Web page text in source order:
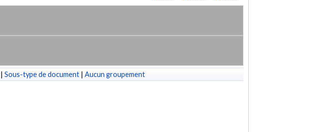
| Sous-type de document | Aucun groupement